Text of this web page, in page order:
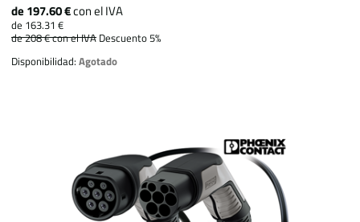
de 197.60 €con el IVA
de 163.31 €
de 208 €con el IVA Descuento 5%
Disponibilidad:Agotado